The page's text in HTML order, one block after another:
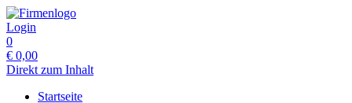
Login
0
€ 0,00
Direkt zum Inhalt
Startseite